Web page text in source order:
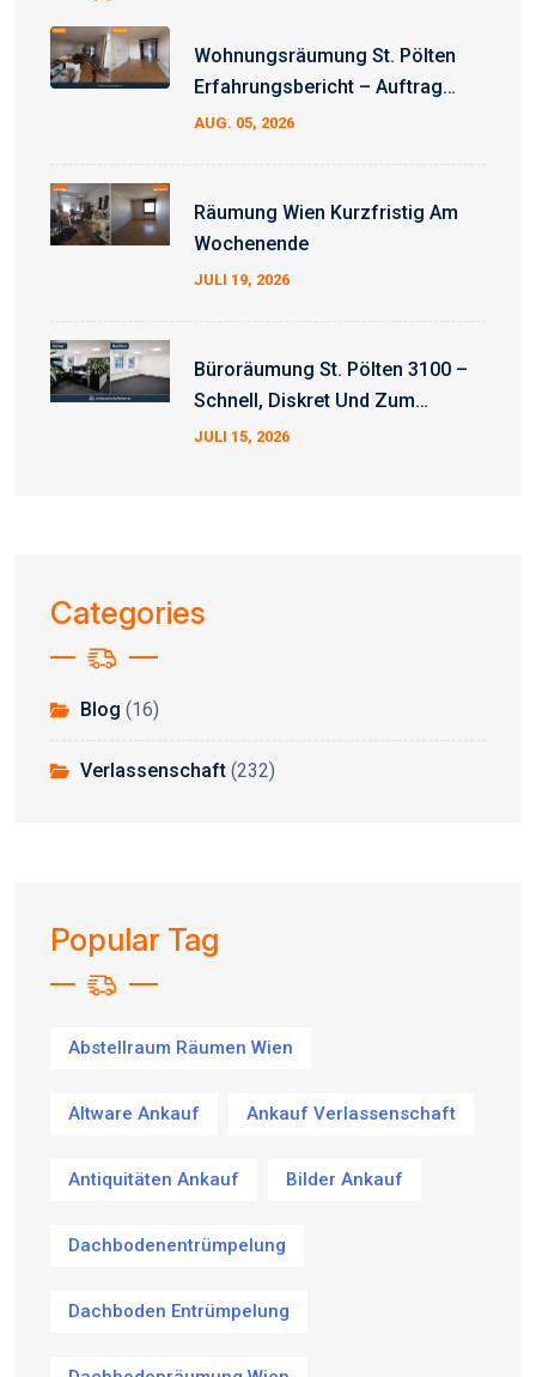
Wohnungsräumung St. Pölten
Erfahrungsbericht – Auftrag
Erfolgreich Abgeschlossen
AUG. 05, 2026
Räumung Wien Kurzfristig Am
Wochenende
JULI 19, 2026
Büroräumung St. Pölten 3100 –
Schnell, Diskret Und Zum
Fixpreis
JULI 15, 2026
Categories
Blog (16)
Verlassenschaft (232)
Popular Tag
Abstellraum Räumen Wien
Altware Ankauf Ankauf Verlassenschaft
Antiquitäten Ankauf Bilder Ankauf
Dachbodenentrümpelung
Dachboden Entrümpelung